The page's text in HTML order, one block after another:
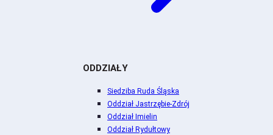
ODDZIAŁY
Siedziba Ruda Śląska
Oddział Jastrzębie-Zdrój
Oddział Imielin
Oddział Rydułtowy